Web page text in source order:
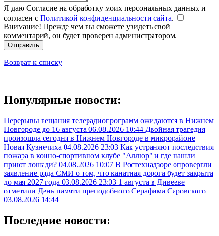
Я даю Согласие на обработку моих персональных данных и
согласен с Политикой конфиденциальности сайта.
Внимание! Прежде чем вы сможете увидеть свой
комментарий, он будет проверен администратором.
Отправить
Возврат к списку
Популярные новости:
Перерывы вещания телерадиопрограмм ожидаются в Нижнем
Новгороде до 16 августа 06.08.2026 10:44 Двойная трагедия
произошла сегодня в Нижнем Новгороде в микрорайоне
Новая Кузнечиха 04.08.2026 23:03 Как устраняют последствия
пожара в конно-спортивном клубе "Аллюр" и где нашли
приют лошади? 04.08.2026 10:07 В Ростехнадзоре опровергли
заявление ряда СМИ о том, что канатная дорога будет закрыта
до мая 2027 года 03.08.2026 23:03 1 августа в Дивееве
отметили День памяти преподобного Серафима Саровского
03.08.2026 14:44
Последние новости: